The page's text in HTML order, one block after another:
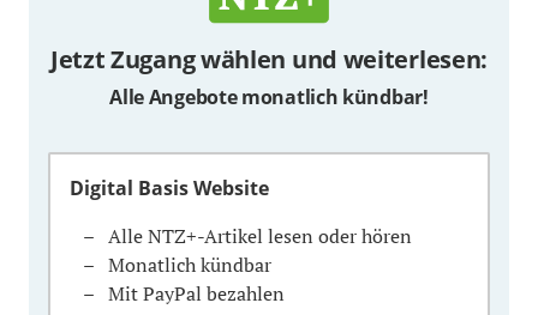
Jetzt Zugang wählen und weiterlesen:
Alle Angebote monatlich kündbar!
Digital Basis Website
Alle NTZ+-Artikel lesen oder hören
Monatlich kündbar
Mit PayPal bezahlen